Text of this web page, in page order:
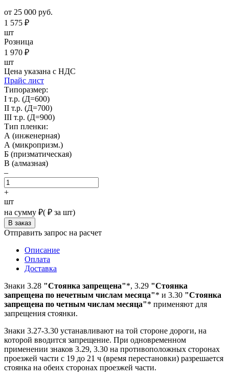
от 25 000 руб.
1 575 ₽
шт
Розница
1 970 ₽
шт
Цена указана с НДС
Прайс лист
Типоразмер:
I т.р. (Д=600)
II т.р. (Д=700)
III т.р. (Д=900)
Тип пленки:
А (инженерная)
А (микропризм.)
Б (призматическая)
В (алмазная)
–
+
шт
на сумму ₽( ₽ за шт)
Отправить запрос на расчет
Описание
Оплата
Доставка
Знаки 3.28 "Стоянка запрещена"*, 3.29 "Стоянка
запрещена по нечетным числам месяца"* и 3.30 "Стоянка
запрещена по четным числам месяца"* применяют для
запрещения стоянки.
Знаки 3.27-3.30 устанавливают на той стороне дороги, на
которой вводится запрещение. При одновременном
применении знаков 3.29, 3.30 на противоположных сторонах
проезжей части с 19 до 21 ч (время перестановки) разрешается
стоянка на обеих сторонах проезжей части.